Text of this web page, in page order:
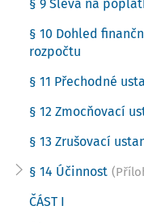
§ 9 Sleva na
§ 10 Dohled
rozpočtu
§ 11 Přechodné
§ 12 Zmocňovací
§ 13 Zrušovací
§ 14 Účinnost
ČÁST I